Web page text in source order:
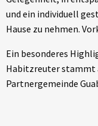
und ein individuell
Hause zu nehmen.
Ein besonderes
Habitzreuter stammt
Partnergemeinde